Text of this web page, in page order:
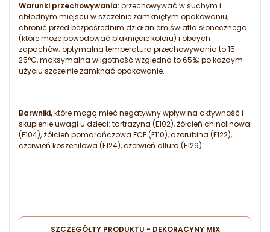
Warunki przechowywania:przechowywać w suchym i
chłodnym miejscu w szczelnie zamkniętym opakowaniu;
chronić przed bezpośrednim działaniem światła słonecznego
(które może powodować blaknięcie koloru) i obcych
zapachów; optymalna temperatura przechowywania to 15-
25°C, maksymalna wilgotność względna to 65%; po każdym
użyciu szczelnie zamknąć opakowanie.
Barwniki,które mogą mieć negatywny wpływ na aktywność i
skupienie uwagi u dzieci: tartrazyna (E102), żółcień chinolinowa
(E104), żółcień pomarańczowa FCF (E110), azorubina (E122),
czerwień koszenilowa (E124), czerwień allura (E129).
SZCZEGÓŁTY PRODUKTU - DEKORACYNY MIX